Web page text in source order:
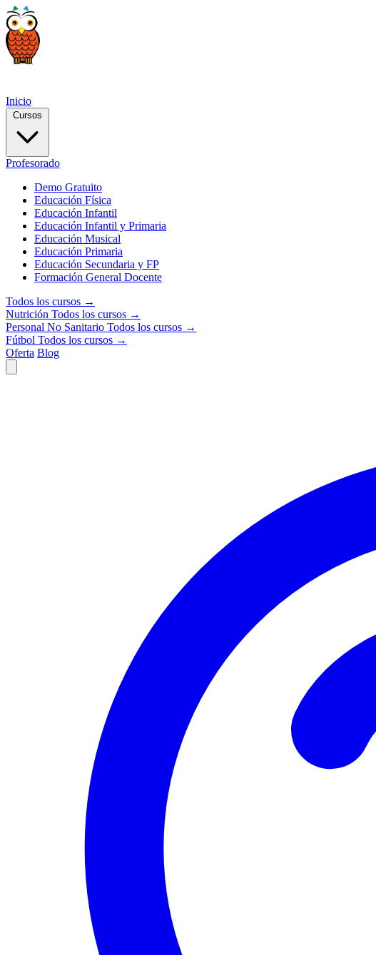
Inicio
Cursos
Profesorado
Demo Gratuito
Educación Física
Educación Infantil
Educación Infantil y Primaria
Educación Musical
Educación Primaria
Educación Secundaria y FP
Formación General Docente
Todos los cursos →
Nutrición Todos los cursos →
Personal No Sanitario Todos los cursos →
Fútbol Todos los cursos →
Oferta Blog